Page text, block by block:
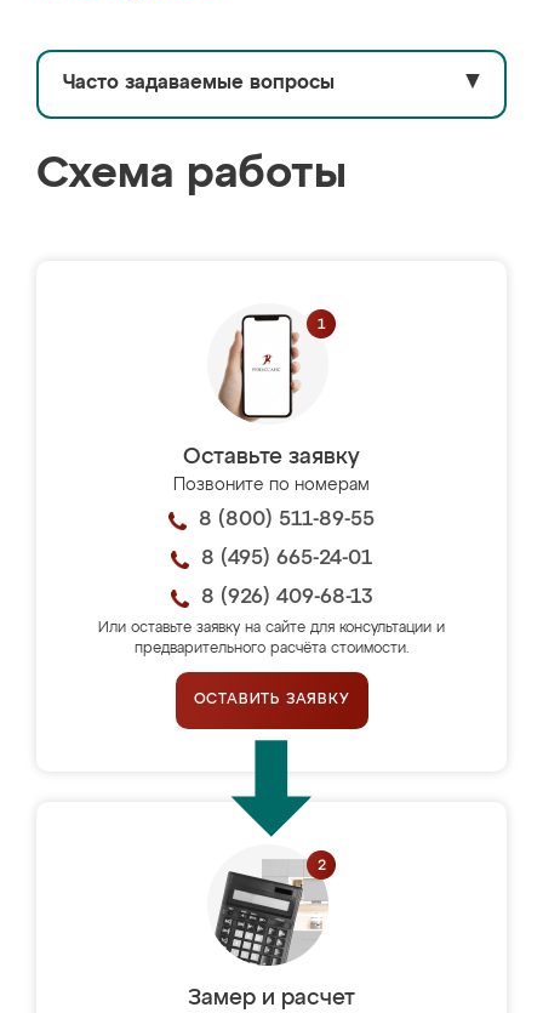
Часто задаваемые вопросы ▼
Схема работы
Оставьте заявку
Позвоните по номерам
8 (800) 511-89-55
8 (495) 665-24-01
8 (926) 409-68-13
Или оставьте заявку на сайте для консультации и
предварительного расчёта стоимости.
ОСТАВИТЬ ЗАЯВКУ
Замер и расчет